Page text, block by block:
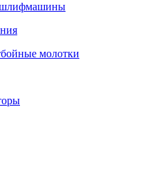
шлифмашины
молотки